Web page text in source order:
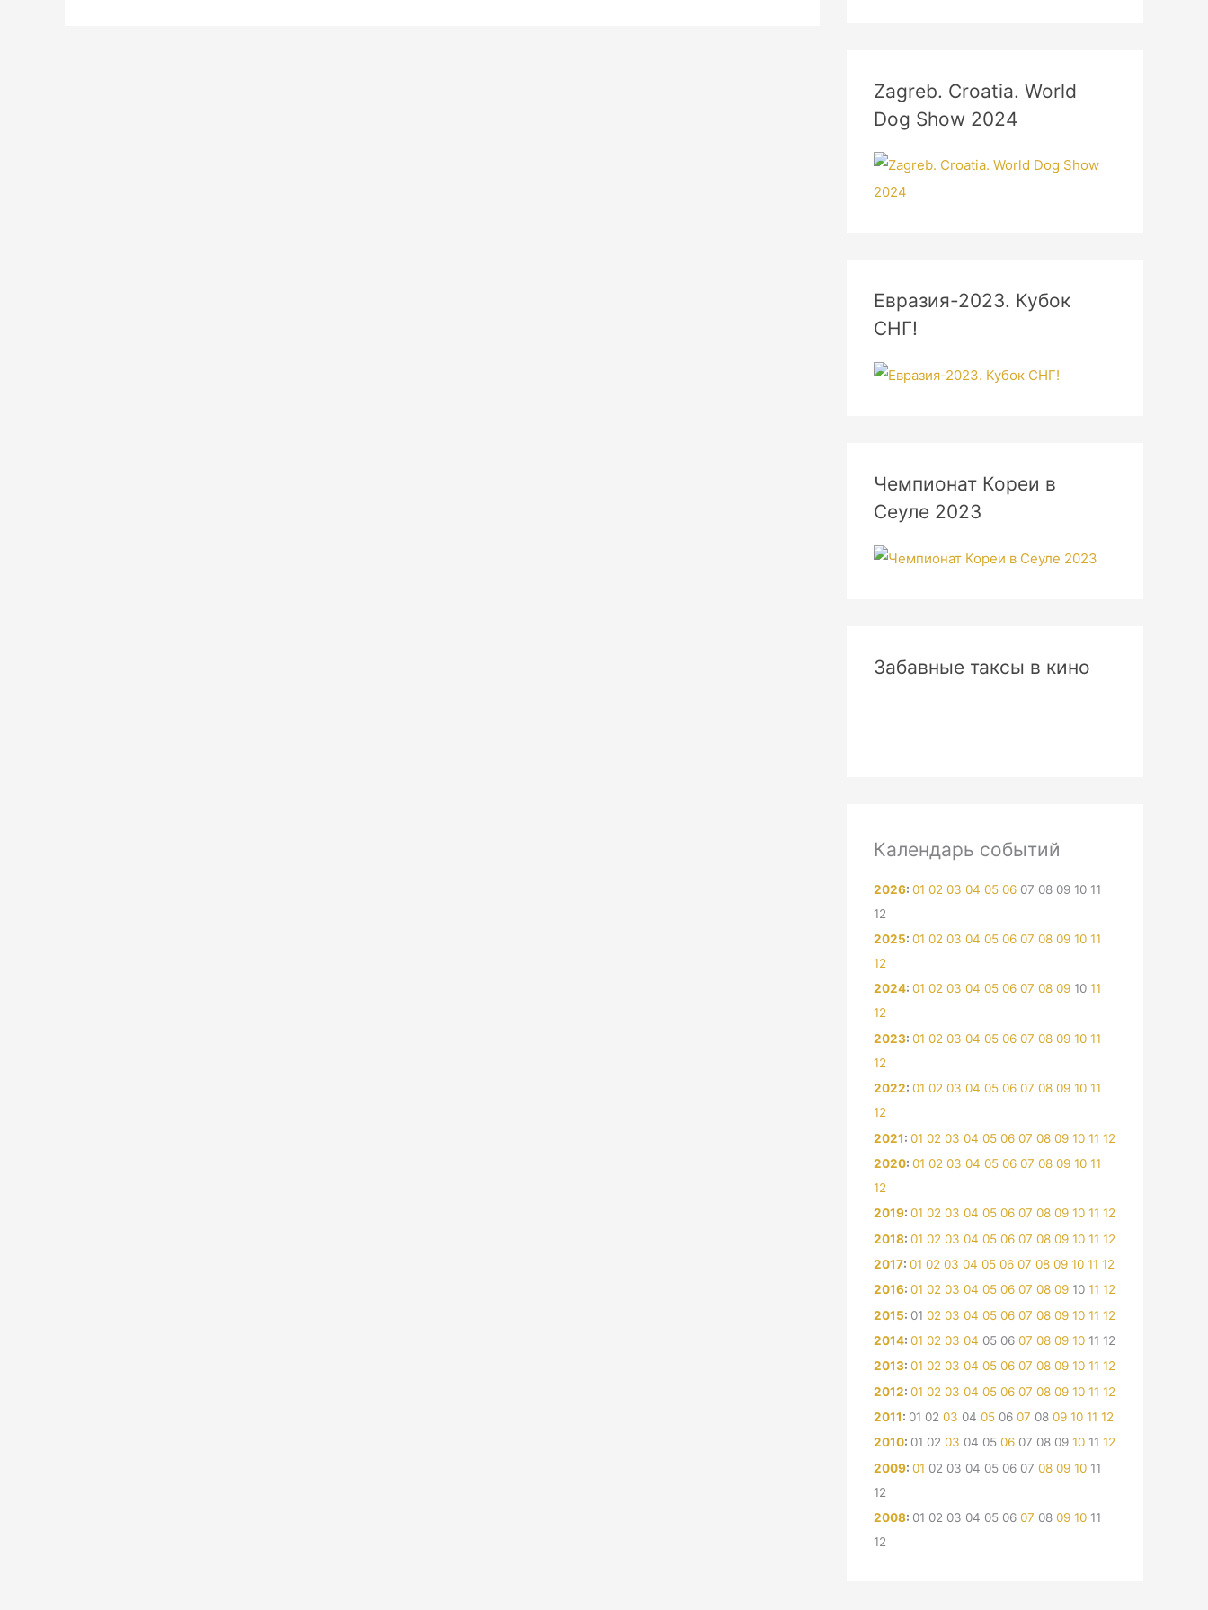
Zagreb. Croatia. World
Dog Show 2024
Евразия-2023. Кубок
СНГ!
Чемпионат Кореи в
Сеуле 2023
Забавные таксы в кино
Календарь событий
2026: 01 02 03 04 05 06 07 08 09 10 11
12
2025: 01 02 03 04 05 06 07 08 09 10 11
12
2024: 01 02 03 04 05 06 07 08 09 10 11
12
2023: 01 02 03 04 05 06 07 08 09 10 11
12
2022: 01 02 03 04 05 06 07 08 09 10 11
12
2021: 01 02 03 04 05 06 07 08 09 10 11 12
2020: 01 02 03 04 05 06 07 08 09 10 11
12
2019: 01 02 03 04 05 06 07 08 09 10 11 12
2018: 01 02 03 04 05 06 07 08 09 10 11 12
2017: 01 02 03 04 05 06 07 08 09 10 11 12
2016: 01 02 03 04 05 06 07 08 09 10 11 12
2015: 01 02 03 04 05 06 07 08 09 10 11 12
2014: 01 02 03 04 05 06 07 08 09 10 11 12
2013: 01 02 03 04 05 06 07 08 09 10 11 12
2012: 01 02 03 04 05 06 07 08 09 10 11 12
2011: 01 02 03 04 05 06 07 08 09 10 11 12
2010: 01 02 03 04 05 06 07 08 09 10 11 12
2009: 01 02 03 04 05 06 07 08 09 10 11
12
2008: 01 02 03 04 05 06 07 08 09 10 11
12